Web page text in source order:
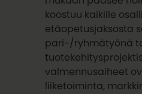
koostuu kaikille
etäopetusjaksosta
pari-/ryhmätyönä
valmennusaiheet
liiketoiminta,